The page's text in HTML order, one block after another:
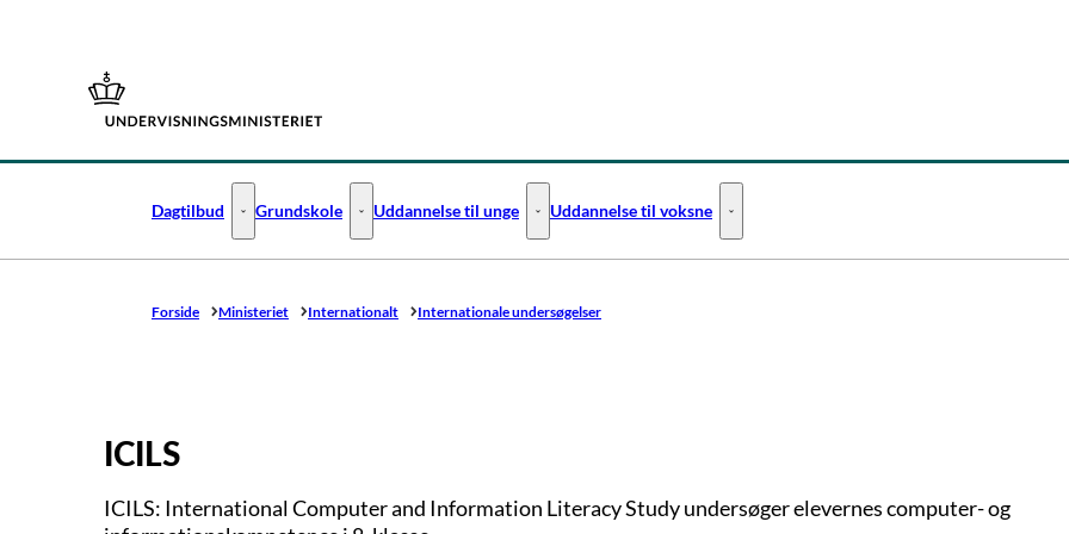
Gå til forsiden
Dagtilbud Dagtilbud - Flere links
Grundskole Grundskole - Flere links
Uddannelse til unge Uddannelse til unge - Flere links
Uddannelse til voksne Uddannelse til voksne - Flere links
Forside Ministeriet Internationalt Internationale undersøgelser
ICILS
ICILS: International Computer and Information Literacy Study undersøger elevernes computer- og